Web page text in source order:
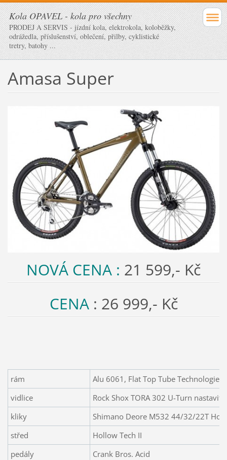
Kola OPAVEL - kola pro všechny
PRODEJ A SERVIS - jízdní kola, elektrokola, koloběžky,
odrážedla, příslušenství, oblečení, přilby, cyklistické
tretry, batohy ...
Amasa Super
NOVÁ CENA : 21 599,- Kč
CENA : 26 999,- Kč
rám
Alu 6061, Flat Top Tube Technologies
vidlice
Rock Shox TORA 302 U-Turn
kliky
Shimano Deore M532 44/32/22T
střed
Hollow Tech II
pedály
Crank Bros. Acid